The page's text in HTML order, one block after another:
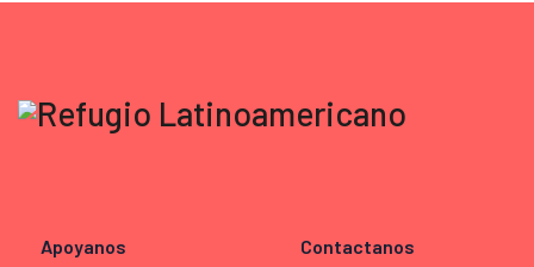
Apoyanos Contactanos